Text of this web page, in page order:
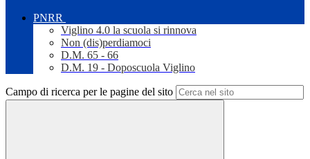
PNRR
Viglino 4.0 la scuola si rinnova
Non (dis)perdiamoci
D.M. 65 - 66
D.M. 19 - Doposcuola Viglino
Campo di ricerca per le pagine del sito